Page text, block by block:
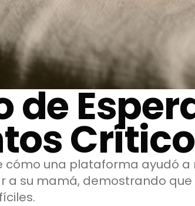
de
cómo una plataforma ayudó
a su mamá, demostrando